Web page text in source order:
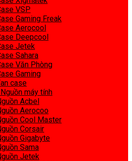
VSP
Gaming Freak
Aerocool
Deepcool
Jetek
Sahara
Văn Phòng
Gaming
case
máy tính
Acbel
Aerocoo
Cool Master
Corsair
Gigabyte
Sama
Jetek